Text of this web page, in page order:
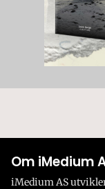
Om iMedium
iMedium AS